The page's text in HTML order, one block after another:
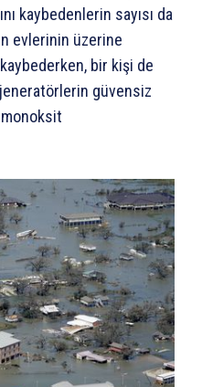
kaybedenlerin sayısı da
evlerinin üzerine
bir kişi de
güvensiz
monoksit